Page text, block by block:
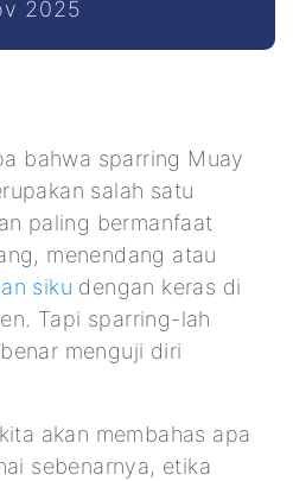
2025
bahwa sparring Muay
salah satu
paling bermanfaat
menendang atau
siku dengan keras di
Tapi sparring-lah
menguji diri
akan membahas apa
sebenarnya, etika